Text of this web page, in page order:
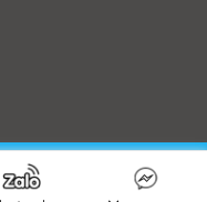
| Thiết kế bởiSun